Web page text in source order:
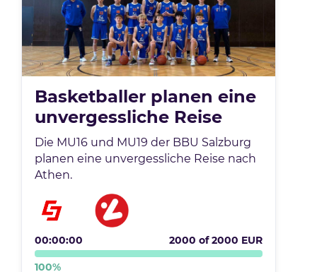
Basketballer planen eine
unvergessliche Reise
Die MU16 und MU19 der BBU Salzburg
planen eine unvergessliche Reise nach
Athen.
00:00:00 2000 of2000 EUR
100%